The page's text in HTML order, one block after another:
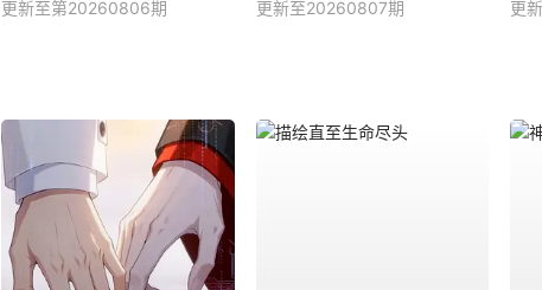
更新至第20260806期
更新至20260807期
更